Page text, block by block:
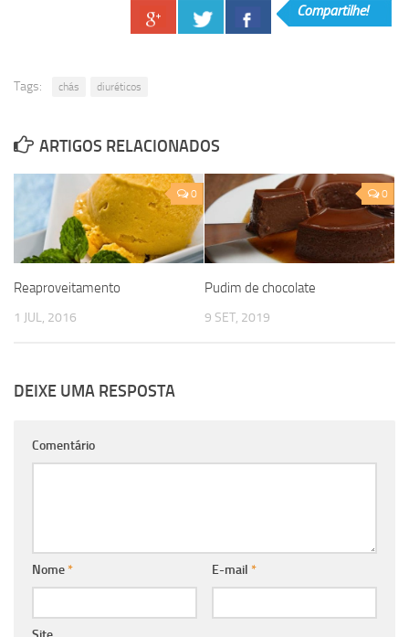
Compartilhe!
Tags: chás diuréticos
ARTIGOS RELACIONADOS
0
Reaproveitamento
1 JUL, 2016
0
Pudim de chocolate
9 SET, 2019
DEIXE UMA RESPOSTA
Comentário
Nome* E-mail *